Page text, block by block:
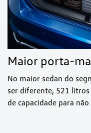
Maior porta-
No maior sedan do
ser diferente, 521
de capacidade para